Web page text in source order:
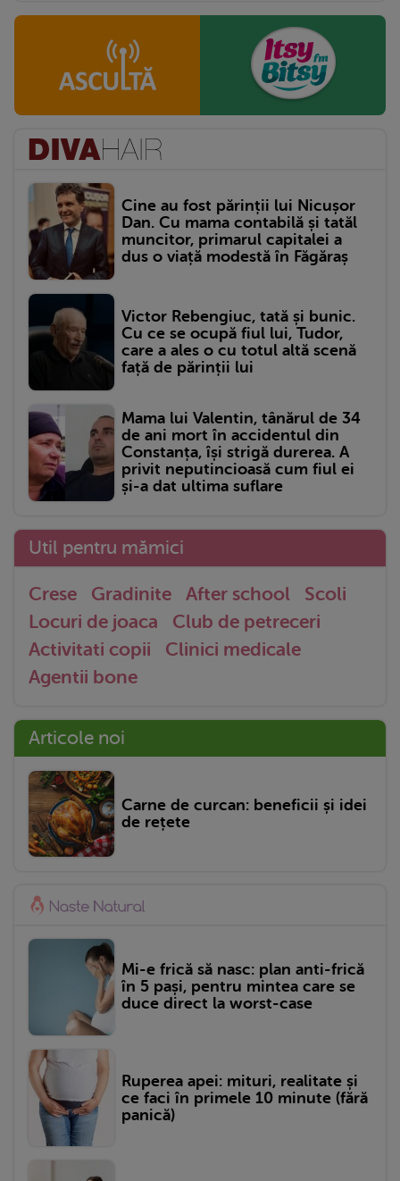
Cine au fost părinții lui Nicușor
Dan. Cu mama contabilă și tatăl
muncitor, primarul capitalei a
dus o viață modestă în Făgăraș
Victor Rebengiuc, tată și bunic.
Cu ce se ocupă fiul lui, Tudor,
care a ales o cu totul altă scenă
față de părinții lui
Mama lui Valentin, tânărul de 34
de ani mort în accidentul din
Constanța, își strigă durerea. A
privit neputincioasă cum fiul ei
și-a dat ultima suflare
Util pentru mămici
Crese Gradinite After school
Scoli
Locuri de joaca
Club de petreceri
Activitati copii
Clinici medicale
Agentii bone
Articole noi
Carne de curcan: beneficii și idei
de rețete
Mi-e frică să nasc: plan anti-frică
în 5 pași, pentru mintea care se
duce direct la worst-case
Ruperea apei: mituri, realitate și
ce faci în primele 10 minute (fără
panică)